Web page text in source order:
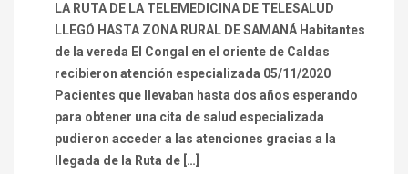
LA RUTA DE LA TELEMEDICINA DE TELESALUD
LLEGÓ HASTA ZONA RURAL DE SAMANÁ Habitantes
de la vereda El Congal en el oriente de Caldas
recibieron atención especializada 05/11/2020
Pacientes que llevaban hasta dos años esperando
para obtener una cita de salud especializada
pudieron acceder a las atenciones gracias a la
llegada de la Ruta de […]